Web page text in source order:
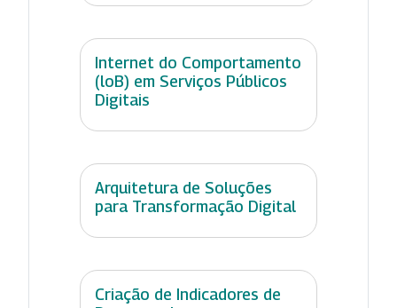
Internet do Comportamento
(loB) em Serviços Públicos
Digitais
Arquitetura de Soluções
para Transformação Digital
Criação de Indicadores de